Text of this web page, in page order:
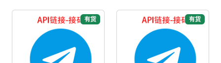
有货 有货